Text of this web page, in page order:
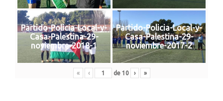
Partido-Policia-Local-y-
Casa-Palestina-29-
noviembre-2018-1
Partido-Policia-Local-y-
Casa-Palestina-29-
noviembre-2017-2
« ‹ de 10 › »